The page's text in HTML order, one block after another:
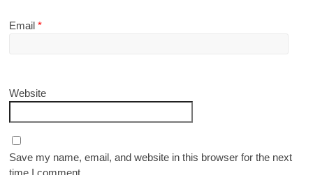
Email*
Website
Save my name, email, and website in this browser for the next